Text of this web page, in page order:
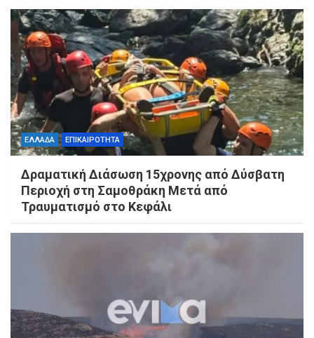
ΕΛΛΑΔΑ ΕΠΙΚΑΙΡΟΤΗΤΑ
Δραματική Διάσωση 15χρονης από Δύσβατη
Περιοχή στη Σαμοθράκη Μετά από
Τραυματισμό στο Κεφάλι